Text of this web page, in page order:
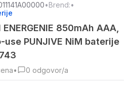
•Brend:•
850mAh AAA,
use PUNJIVE NiM baterije
• 0 odgovor/a